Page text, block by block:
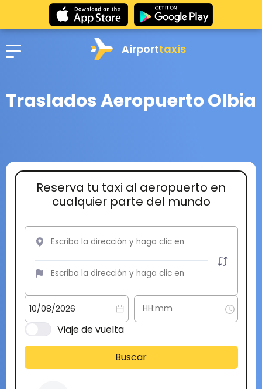
Airporttaxis
Traslados Aeropuerto Olbia
Reserva tu taxi al aeropuerto en
cualquier parte del mundo
Viaje de vuelta
Buscar